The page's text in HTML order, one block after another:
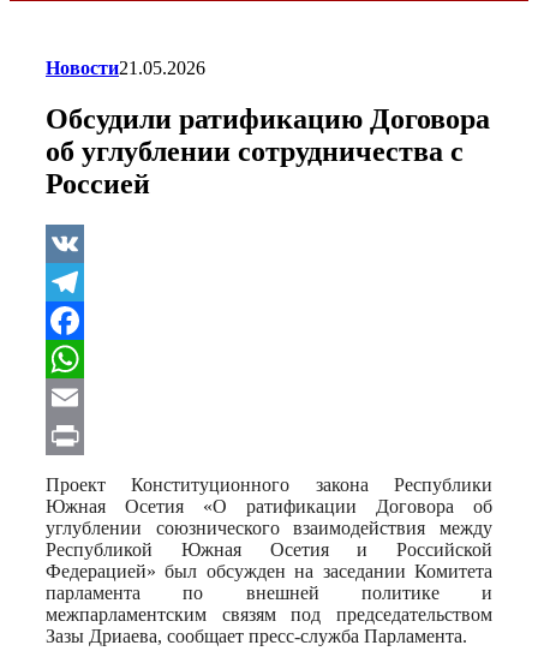
Новости21.05.2026
Обсудили ратификацию Договора
об углублении сотрудничества с
Россией
VK
Telegram
Facebook
WhatsApp
Email
Print
Проект Конституционного закона Республики
Южная Осетия «О ратификации Договора об
углублении союзнического взаимодействия между
Республикой Южная Осетия и Российской
Федерацией» был обсужден на заседании Комитета
парламента по внешней политике и
межпарламентским связям под председательством
Зазы Дриаева, сообщает пресс-служба Парламента.